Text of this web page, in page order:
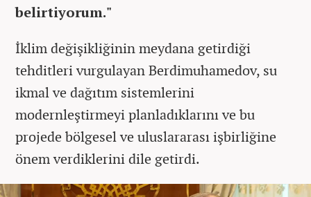
belirtiyorum."
İklim değişikliğinin meydana getirdiği
tehditleri vurgulayan Berdimuhamedov, su
ikmal ve dağıtım sistemlerini
modernleştirmeyi planladıklarını ve bu
projede bölgesel ve uluslararası işbirliğine
önem verdiklerini dile getirdi.